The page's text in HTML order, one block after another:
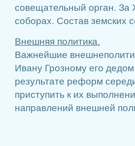
совещательный орган. За
соборах. Состав земских
Внешняя политика.
Важнейшие
Ивану Грозному его
результате реформ
приступить к их
направлений внешней